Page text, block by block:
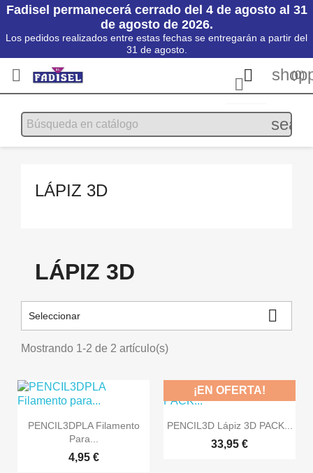
Fadisel permanecerá cerrado del 4 de agosto al 31
de agosto de 2026.
Los pedidos realizados entre estas fechas se entregarán a partir del
31 de agosto.

 (0)

LÁPIZ 3D
LÁPIZ 3D
Seleccionar 
Mostrando 1-2 de 2 artículo(s)
 Vista rápida
PENCIL3DPLA Filamento
Para...
4,95 €
 Vista rápida
PENCIL3D Lápiz 3D PACK...
33,95 €
¡EN OFERTA!